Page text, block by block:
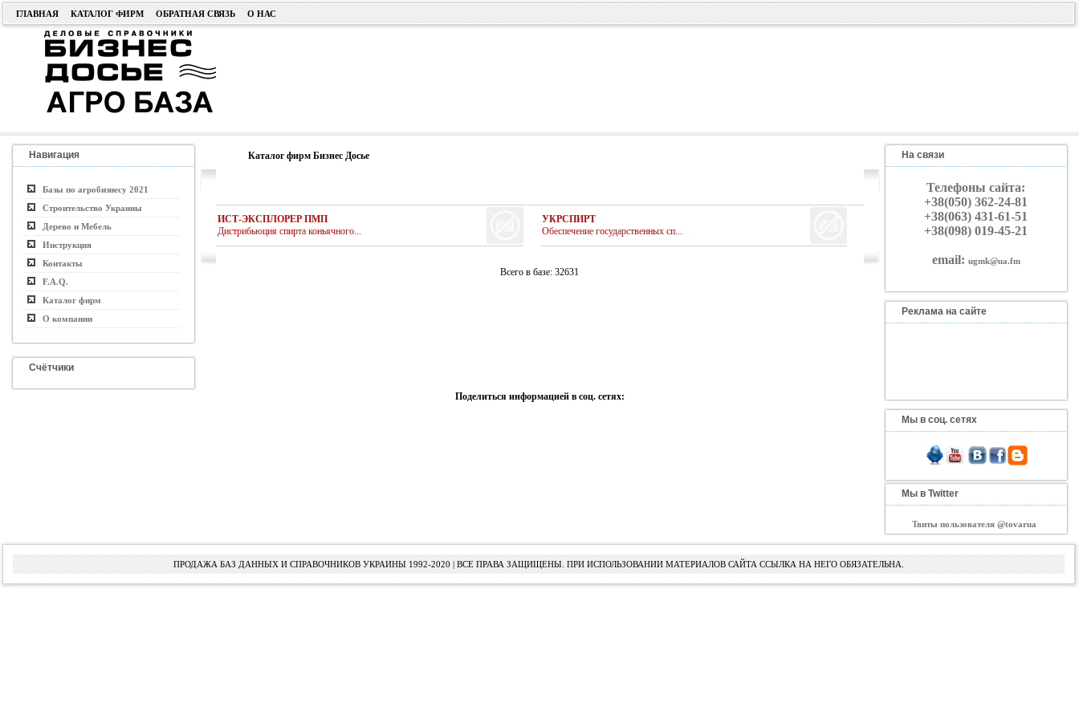
ГЛАВНАЯ КАТАЛОГ ФИРМ ОБРАТНАЯ СВЯЗЬ О НАС
Навигация
Базы по агробизнесу 2021
Строительство Украины
Дерево и Мебель
Инструкция
Контакты
F.A.Q.
Каталог фирм
О компании
Счётчики
Каталог фирм Бизнес Досье
ИСТ-ЭКСПЛОРЕР ПМП
Дистрибьюция спирта коньячного...
УКРСПИРТ
Обеспечение государственных сп...
Всего в базе: 32631
Поделиться информацией в соц. сетях:
На связи
Телефоны сайта:
+38(050) 362-24-81
+38(063) 431-61-51
+38(098) 019-45-21
email: ugmk@ua.fm
Реклама на сайте
Мы в соц. сетях
Мы в Twitter
Твиты пользователя @tovarua
ПРОДАЖА БАЗ ДАННЫХ И СПРАВОЧНИКОВ УКРАИНЫ 1992-2020 | ВСЕ ПРАВА ЗАЩИЩЕНЫ. ПРИ ИСПОЛЬЗОВАНИИ МАТЕРИАЛОВ САЙТА ССЫЛКА НА НЕГО ОБЯЗАТЕЛЬНА.